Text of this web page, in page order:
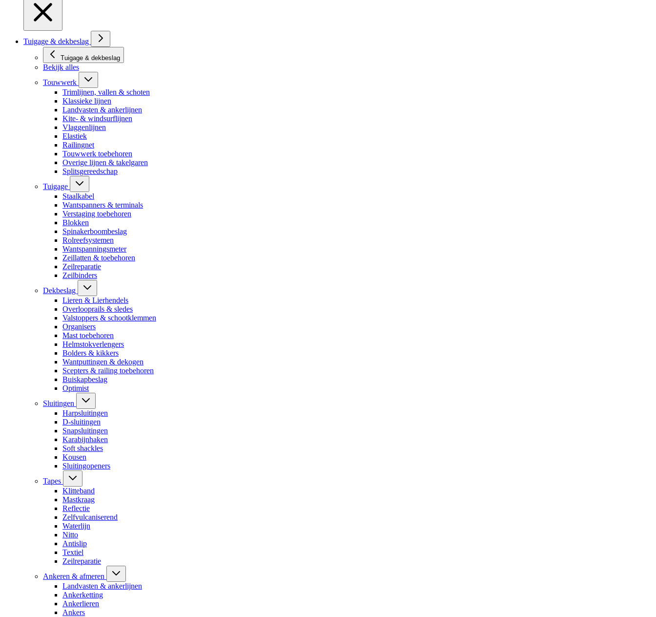
Tuigage & dekbeslag
Tuigage & dekbeslag
Bekijk alles
Touwwerk
Trimlijnen, vallen & schoten
Klassieke lijnen
Landvasten & ankerlijnen
Kite- & windsurflijnen
Vlaggenlijnen
Elastiek
Railingnet
Touwwerk toebehoren
Overige lijnen & takelgaren
Splitsgereedschap
Tuigage
Staalkabel
Wantspanners & terminals
Verstaging toebehoren
Blokken
Spinakerboombeslag
Rolreefsystemen
Wantspanningsmeter
Zeillatten & toebehoren
Zeilreparatie
Zeilbinders
Dekbeslag
Lieren & Lierhendels
Overlooprails & sledes
Valstoppers & schootklemmen
Organisers
Mast toebehoren
Helmstokverlengers
Bolders & kikkers
Wantputtingen & dekogen
Scepters & railing toebehoren
Buiskapbeslag
Optimist
Sluitingen
Harpsluitingen
D-sluitingen
Snapsluitingen
Karabijnhaken
Soft shackles
Kousen
Sluitingopeners
Tapes
Klitteband
Mastkraag
Reflectie
Zelfvulcaniserend
Waterlijn
Nitto
Antislip
Textiel
Zeilreparatie
Ankeren & afmeren
Landvasten & ankerlijnen
Ankerketting
Ankerlieren
Ankers